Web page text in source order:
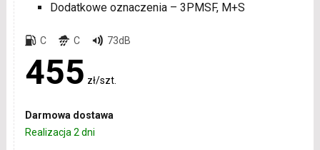
Dodatkowe oznaczenia – 3PMSF, M+S
C C 73dB
455 zł/szt.
Darmowa dostawa
Realizacja 2 dni